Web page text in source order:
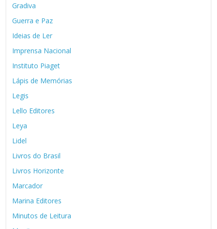
Gradiva
Guerra e Paz
Ideias de Ler
Imprensa Nacional
Instituto Piaget
Lápis de Memórias
Legis
Lello Editores
Leya
Lidel
Livros do Brasil
Livros Horizonte
Marcador
Marina Editores
Minutos de Leitura